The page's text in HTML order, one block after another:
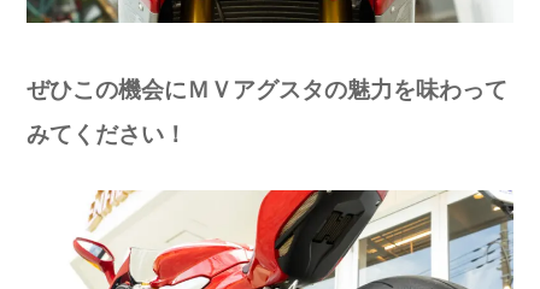
ぜひこの機会にＭＶアグスタの魅力を味わって
みてください！